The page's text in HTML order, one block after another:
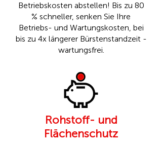
Betriebskosten abstellen! Bis zu 80
% schneller, senken Sie Ihre
Betriebs- und Wartungskosten, bei
bis zu 4x längerer Bürstenstandzeit -
wartungsfrei.
Rohstoff- und
Flächenschutz